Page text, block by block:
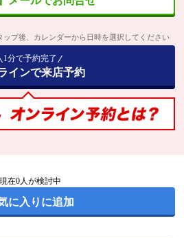
ップ後、カレンダーから日時を選択してください
1分で予約完了
インで来店予約
現在0人が検討中
に入りに追加